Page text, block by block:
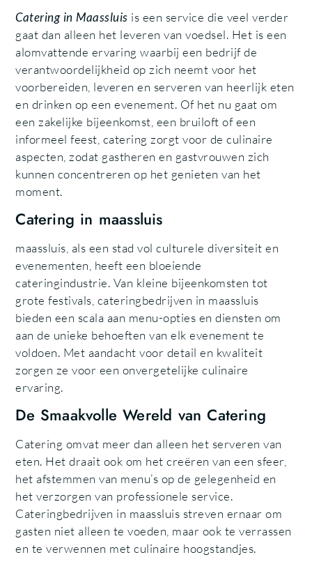
Catering in Maassluis is een service die veel verder
gaat dan alleen het leveren van voedsel. Het is een
alomvattende ervaring waarbij een bedrijf de
verantwoordelijkheid op zich neemt voor het
voorbereiden, leveren en serveren van heerlijk eten
en drinken op een evenement. Of het nu gaat om
een zakelijke bijeenkomst, een bruiloft of een
informeel feest, catering zorgt voor de culinaire
aspecten, zodat gastheren en gastvrouwen zich
kunnen concentreren op het genieten van het
moment.
Catering in maassluis
maassluis, als een stad vol culturele diversiteit en
evenementen, heeft een bloeiende
cateringindustrie. Van kleine bijeenkomsten tot
grote festivals, cateringbedrijven in maassluis
bieden een scala aan menu-opties en diensten om
aan de unieke behoeften van elk evenement te
voldoen. Met aandacht voor detail en kwaliteit
zorgen ze voor een onvergetelijke culinaire
ervaring.
De Smaakvolle Wereld van Catering
Catering omvat meer dan alleen het serveren van
eten. Het draait ook om het creëren van een sfeer,
het afstemmen van menu’s op de gelegenheid en
het verzorgen van professionele service.
Cateringbedrijven in maassluis streven ernaar om
gasten niet alleen te voeden, maar ook te verrassen
en te verwennen met culinaire hoogstandjes.